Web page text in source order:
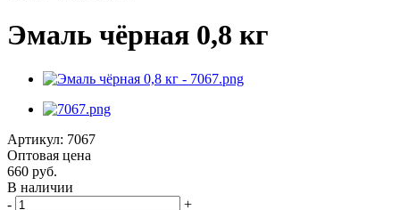
Эмаль чёрная 0,8 кг
Артикул: 7067
Оптовая цена
660 руб.
В наличии
-
+